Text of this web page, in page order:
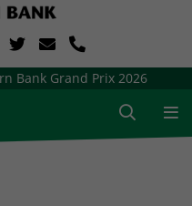
Bank Grand Prix 2026